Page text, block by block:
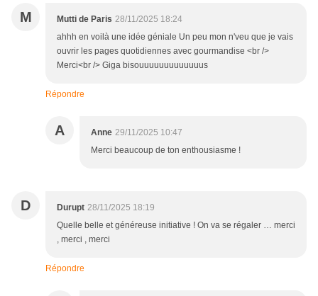
M Mutti de Paris 28/11/2025 18:24
ahhh en voilà une idée géniale Un peu mon n'veu que je vais
ouvrir les pages quotidiennes avec gourmandise <br />
Merci<br /> Giga bisouuuuuuuuuuuuus
Répondre
A Anne 29/11/2025 10:47
Merci beaucoup de ton enthousiasme !
D Durupt 28/11/2025 18:19
Quelle belle et généreuse initiative ! On va se régaler … merci
, merci , merci
Répondre